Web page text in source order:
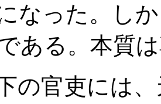
なった。し
ある。本質
の官吏には